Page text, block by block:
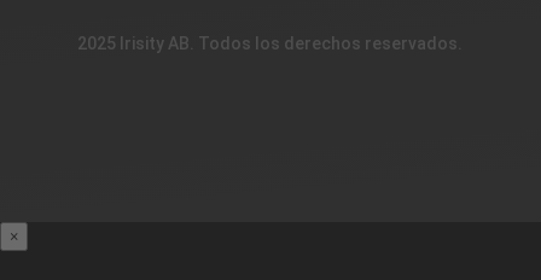
2025 Irisity AB. Todos los derechos reservados.
×